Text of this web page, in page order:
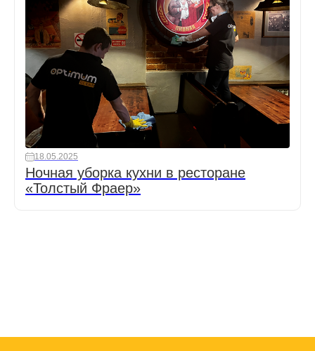
18.05.2025
Ночная уборка кухни в ресторане
«Толстый Фраер»